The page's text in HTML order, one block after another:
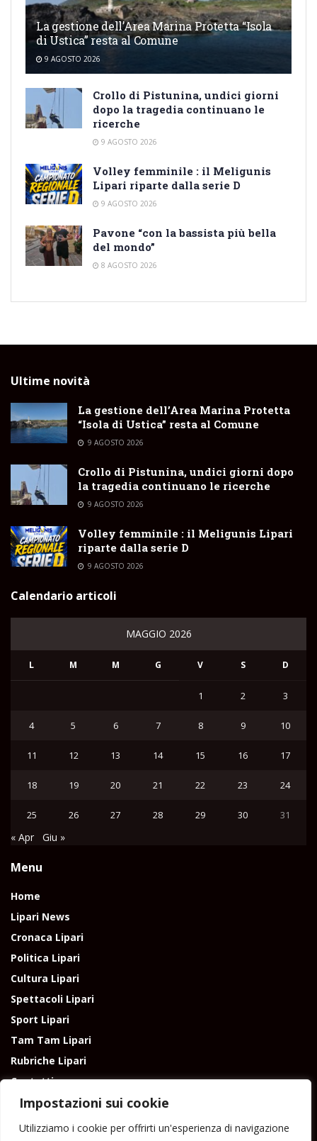
Impostazioni sui cookie
Utilizziamo i cookie per offrirti un'esperienza di navigazione
La gestione dell’Area Marina Protetta “Isola
di Ustica” resta al Comune
9 AGOSTO 2026
Crollo di Pistunina, undici giorni
dopo la tragedia continuano le
ricerche
9 AGOSTO 2026
Volley femminile : il Meligunis
Lipari riparte dalla serie D
9 AGOSTO 2026
Pavone “con la bassista più bella
del mondo”
8 AGOSTO 2026
Ultime novità
La gestione dell’Area Marina Protetta
“Isola di Ustica” resta al Comune
9 AGOSTO 2026
Crollo di Pistunina, undici giorni dopo
la tragedia continuano le ricerche
9 AGOSTO 2026
Volley femminile : il Meligunis Lipari
riparte dalla serie D
9 AGOSTO 2026
Calendario articoli
MAGGIO 2026
L M M G V S D
1 2 3
4 5 6 7 8 9 10
11 12 13 14 15 16 17
18 19 20 21 22 23 24
25 26 27 28 29 30 31
« Apr Giu »
Menu
Home
Lipari News
Cronaca Lipari
Politica Lipari
Cultura Lipari
Spettacoli Lipari
Sport Lipari
Tam Tam Lipari
Rubriche Lipari
Contatti